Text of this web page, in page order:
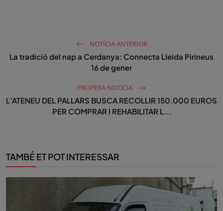
NOTÍCIA ANTERIOR
La tradició del nap a Cerdanya: Connecta Lleida Pirineus
16 de gener
PROPERA NOTÍCIA
L’ATENEU DEL PALLARS BUSCA RECOLLIR 150.000 EUROS
PER COMPRAR I REHABILITAR L...
TAMBÉ ET POT INTERESSAR